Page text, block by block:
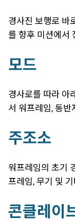
경사진 보행로 바
를 향후 미션에서
모드
경사로를 따라 아
서 워프레임, 동반
주조소
워프레임의 초기
프레임, 무기 및
콘클레이